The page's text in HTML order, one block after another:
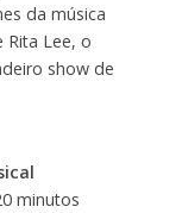
da música
Rita Lee, o
show de
minutos